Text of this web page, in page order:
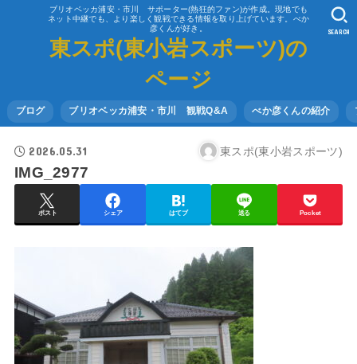
ブリオベッカ浦安・市川 サポーター(熱狂的ファン)が作成。現地でも
ネット中継でも、より楽しく観戦できる情報を取り上げています。べか
彦くんが好き。
東スポ(東小岩スポーツ)の
ページ
ブログ ブリオベッカ浦安・市川 観戦Q&A べか彦くんの紹介
SEARCH
2026.05.31 東スポ(東小岩スポーツ)
IMG_2977
ポスト シェア はてブ 送る Pocket